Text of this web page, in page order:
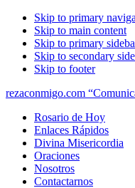
Skip to primary
Skip to main content
Skip to primary
Skip to secondary
Skip to footer
rezaconmigo.com
Rosario de Hoy
Enlaces Rápidos
Divina Misericordia
Oraciones
Nosotros
Contactarnos